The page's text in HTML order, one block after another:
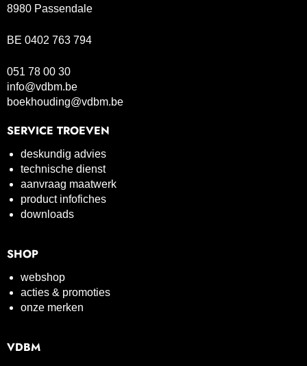
8980 Passendale
BE 0402 763 794
051 78 00 30
info@vdbm.be
boekhouding@vdbm.be
SERVICE TROEVEN
deskundig advies
technische dienst
aanvraag maatwerk
product infofiches
downloads
SHOP
webshop
acties & promoties
onze merken
VDBM